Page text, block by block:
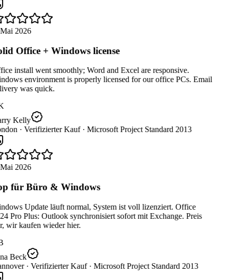
2026
Office + Windows license
install went smoothly; Word and Excel are responsive.
environment is properly licensed for our office PCs. Email
was quick.
Kelly
· Verifizierter Kauf · Microsoft Project Standard 2013
2026
für Büro & Windows
Update läuft normal, System ist voll lizenziert. Office
Pro Plus: Outlook synchronisiert sofort mit Exchange. Preis
wir kaufen wieder hier.
Beck
· Verifizierter Kauf · Microsoft Project Standard 2013